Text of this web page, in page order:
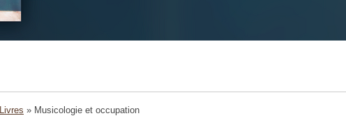
Livres » Musicologie et occupation